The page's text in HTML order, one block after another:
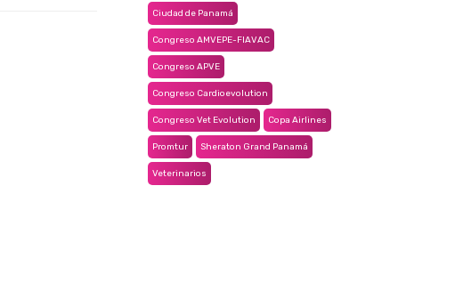
Ciudad de Panamá
Congreso AMVEPE-FIAVAC
Congreso APVE
Congreso Cardioevolution
Congreso Vet Evolution Copa Airlines
Promtur Sheraton Grand Panamá
Veterinarios